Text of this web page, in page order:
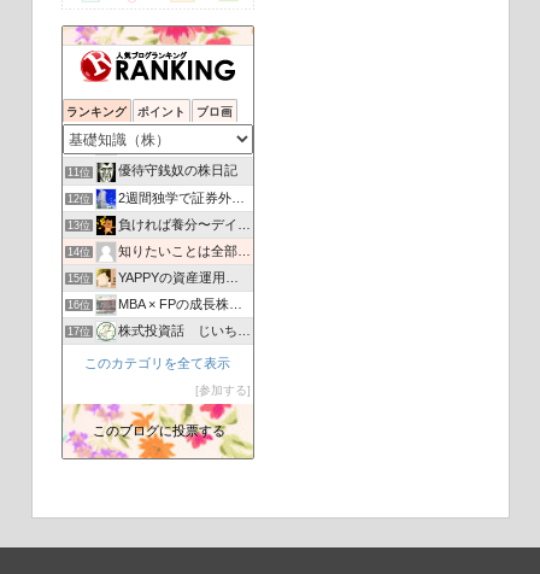
ランキング ポイント ブロ画
7位 まさまる37のでいすいんぐとれーど
9位 株・初心者におすすめ動画まとめ | 株の初心者向けにおすす…
10位 初心者が投資で大儲けを目指すブログ！
11位 優待守銭奴の株日記
12位 2週間独学で証券外務員試験1種に合格体験ブログ
13位 負ければ養分〜デイトレ後悔日誌
14位 知りたいことは全部教えてあげる
15位 YAPPYの資産運用相談室ー初心者のための海外投資応援ブログ
16位 MBA × FPの成長株発掘法
17位 株式投資話 じいちゃんの縁側 株で失敗する前に読むブログ
18位 INVESTMENT COMPASS
株初心者オススメの心得
20位 初めての株投資、こんなに簡単！1年で100万損したから解る株
21位 60代いいことあるかな？
このカテゴリを全て表示
参加する
このブログに投票する